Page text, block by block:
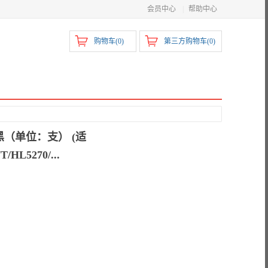
会员中心 帮助中心
第三方购物车(0)
购物车(0)
（单位：支） (适
HL5270/...